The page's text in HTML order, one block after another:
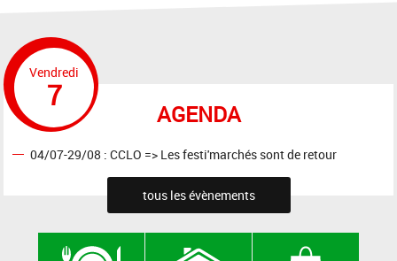
AGENDA
Vendredi
7
04/07-29/08 : CCLO => Les festi'marchés sont de retour
tous les évènements